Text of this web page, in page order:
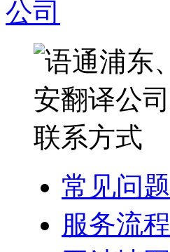
常见问题
服务流程